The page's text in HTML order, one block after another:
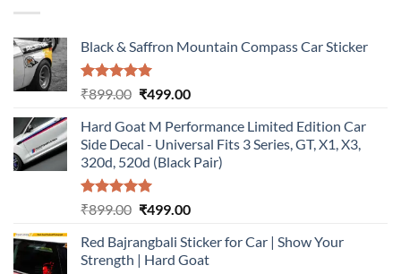
Black & Saffron Mountain Compass Car Sticker
Rated5.00
₹899.00 Original
was:
₹899.00.
₹499.00Current
is:
₹499.00.
Hard Goat M Performance Limited Edition Car
Side Decal - Universal Fits 3 Series, GT, X1, X3,
320d, 520d (Black Pair)
Rated5.00
₹899.00 Original
was:
₹899.00.
₹499.00Current
is:
₹499.00.
Red Bajrangbali Sticker for Car | Show Your
Strength | Hard Goat